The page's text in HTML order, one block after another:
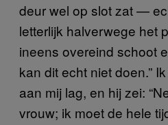
deur wel op slot zat —
letterlijk halverwege het
ineens overeind schoot
kan dit echt niet doen.”
aan mij lag, en hij zei:
vrouw; ik moet de hele